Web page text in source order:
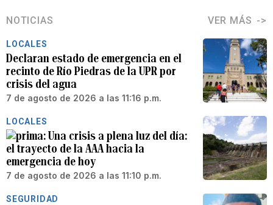
NOTICIAS VER MÁS
LOCALES
Declaran estado de emergencia en el
recinto de Río Piedras de la UPR por
crisis del agua
7 de agosto de 2026 a las 11:16 p.m.
LOCALES
Una crisis a plena luz del día:
el trayecto de la AAA hacia la
emergencia de hoy
7 de agosto de 2026 a las 11:10 p.m.
SEGURIDAD